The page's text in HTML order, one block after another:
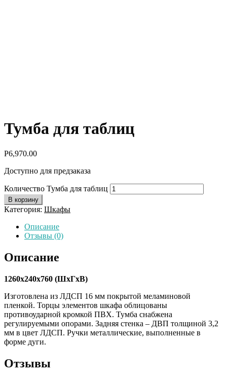
Тумба для таблиц
Р6,970.00
Доступно для предзаказа
Количество Тумба для таблиц
В корзину
Категория: Шкафы
Описание
Отзывы (0)
Описание
1260х240х760 (ШхГхВ)
Изготовлена из ЛДСП 16 мм покрытой меламиновой
пленкой. Торцы элементов шкафа облицованы
противоударной кромкой ПВХ. Тумба снабжена
регулируемыми опорами. Задняя стенка – ДВП толщиной 3,2
мм в цвет ЛДСП. Ручки металлические, выполненные в
форме дуги.
Отзывы